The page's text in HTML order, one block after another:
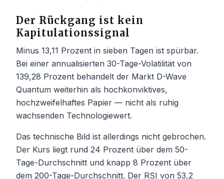
Der Rückgang ist kein
Kapitulationssignal
Minus 13,11 Prozent in sieben Tagen ist spürbar.
Bei einer annualisierten 30-Tage-Volatilität von
139,28 Prozent behandelt der Markt D-Wave
Quantum weiterhin als hochkonviktives,
hochzweifelhaftes Papier — nicht als ruhig
wachsenden Technologiewert.
Das technische Bild ist allerdings nicht gebrochen.
Der Kurs liegt rund 24 Prozent über dem 50-
Tage-Durchschnitt und knapp 8 Prozent über
dem 200-Tage-Durchschnitt. Der RSI von 53,2